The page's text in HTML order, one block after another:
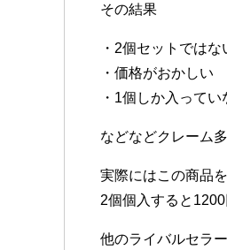
その結果
・2個セットではな
・価格がおかしい
・1個しか入ってい
などなどクレーム
実際にはこの商品
2個個入すると1200
他のライバルセラ